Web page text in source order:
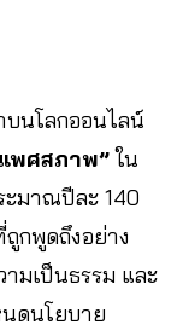
บนโลกออนไลน์
พศสภาพ”ใน
มาณปีละ 140
กพูดถึงอย่าง
มเป็นธรรม และ
ดนโยบาย